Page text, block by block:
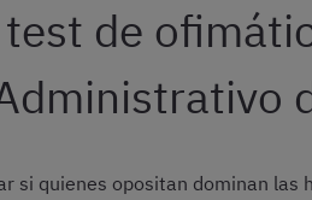
de
si quienes opositan dominan